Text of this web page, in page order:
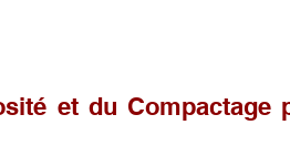
et du Compactage